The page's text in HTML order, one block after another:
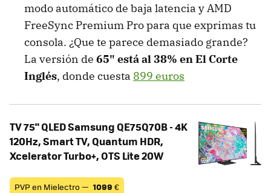
modo automático de baja latencia y AMD
FreeSync Premium Pro para que exprimas tu
consola. ¿Que te parece demasiado grande?
La versión de 65" está al 38% en El Corte
Inglés, donde cuesta 899 euros
TV 75" QLED Samsung QE75Q70B - 4K
120Hz, Smart TV, Quantum HDR,
Xcelerator Turbo+, OTS Lite 20W
PVP en Mielectro — 1099 €